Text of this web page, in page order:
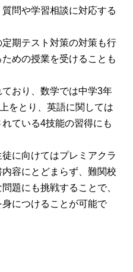
問や学習相談に対応する
期テスト対策の対策も行
めの授業を受けることも
おり、数学では中学3年
をとり、英語に関しては
ている4技能の習得にも
に向けてはプレミアクラ
容にとどまらず、難関校
題にも挑戦することで、
身につけることが可能で